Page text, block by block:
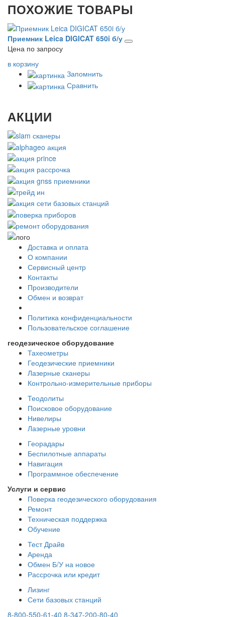
ПОХОЖИЕ ТОВАРЫ
Приемник Leica DIGICAT 650i б/у
Цена по запросу
в корзину
Запомнить
Сравнить
АКЦИИ
Доставка и оплата
О компании
Сервисный центр
Контакты
Производители
Обмен и возврат
Политика конфиденциальности
Пользовательское соглашение
геодезическое оборудование
Тахеометры
Геодезические приемники
Лазерные сканеры
Контрольно-измерительные приборы
Теодолиты
Поисковое оборудование
Нивелиры
Лазерные уровни
Георадары
Беспилотные аппараты
Навигация
Программное обеспечение
Услуги и сервис
Поверка геодезического оборудования
Ремонт
Техническая поддержка
Обучение
Тест Драйв
Аренда
Обмен Б/У на новое
Рассрочка или кредит
Лизинг
Сети базовых станций
8-800-550-61-40 8-347-200-80-40